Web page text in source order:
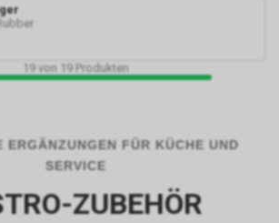
19von 19Produkten
ERGÄNZUNGEN FÜR KÜCHE UND
SERVICE
ZUBEHÖR
Ebenfalls kann die Verwendung
von Cookies bestimmter
http://www.youronlinechoices.com/uk/your-
per Opt-out deaktiviert werden.
Durch das sog. Cross-Device-
Nutzungsverhalten unter